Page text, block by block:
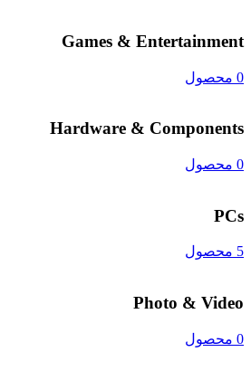
Games & Entertainment
0 محصول
Hardware & Components
0 محصول
PCs
5 محصول
Photo & Video
0 محصول